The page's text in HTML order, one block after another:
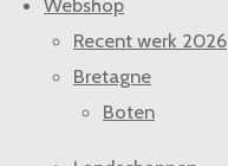
Webshop
Recent werk 2026
Bretagne
Boten